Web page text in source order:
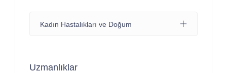
Kadın Hastalıkları ve Doğum
Uzmanlıklar